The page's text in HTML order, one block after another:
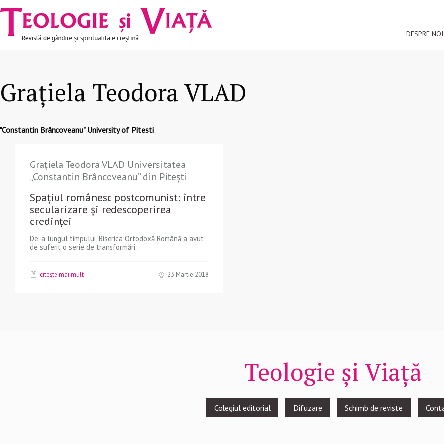
Mergi la conţinutul principal
Navigare
principală
DESPRE NOI
Graţiela Teodora VLAD
"Constantin Brâncoveanu" University of Pitesti
Graţiela Teodora VLAD Universitatea
„Constantin Brâncoveanu” din Pitești
Spaţiul românesc postcomunist: între
secularizare şi redescoperirea
credinţei
De-a lungul timpului, Biserica Ortodoxă Română a avut
de suferit o serie de transformări...
citește mai mult 23 Martie 2018
Teologie și Viață
Colegiul editorial Difuzare Schimb de reviste